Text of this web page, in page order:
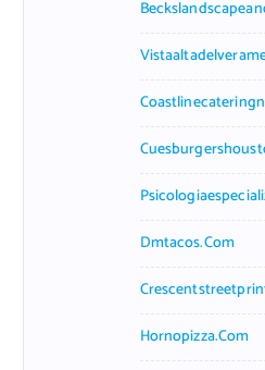
Dmtacos.com
Hornopizza.com